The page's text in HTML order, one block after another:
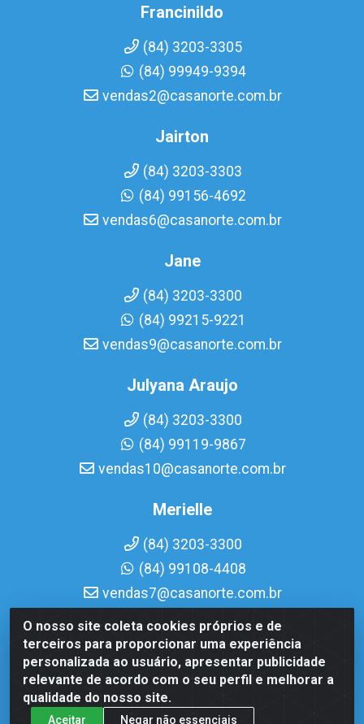
O nosso site coleta cookies próprios e de
terceiros para proporcionar uma experiência
personalizada ao usuário, apresentar publicidade
relevante de acordo com o seu perfil e melhorar a
qualidade do nosso site.
Aceitar Negar não essenciais
Francinildo
(84) 3203-3305
(84) 99949-9394
vendas2@casanorte.com.br
Jairton
(84) 3203-3303
(84) 99156-4692
vendas6@casanorte.com.br
Jane
(84) 3203-3300
(84) 99215-9221
vendas9@casanorte.com.br
Julyana Araujo
(84) 3203-3300
(84) 99119-9867
vendas10@casanorte.com.br
Merielle
(84) 3203-3300
(84) 99108-4408
vendas7@casanorte.com.br
Casa Norte LTDA - Av. Interventor Mário Câmara, 1815 -
Dix-Sept Rosado, Natal/RN - CEP 59054-600 - CNPJ
08.713.513/0001-51